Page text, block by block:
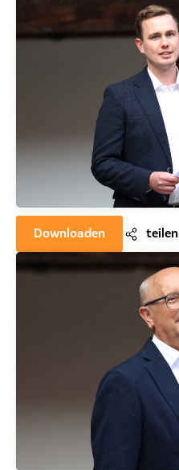
Downloaden teilen